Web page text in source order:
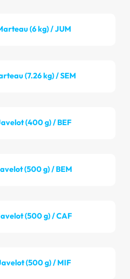
(6 kg) / JUM
(7.26 kg) / SEM
(400 g) / BEF
(500 g) / BEM
(500 g) / CAF
(500 g) / MIF